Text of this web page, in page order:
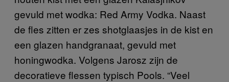
gevuld met wodka: Red Army Vodka. Naast
de fles zitten er zes shotglaasjes in de kist en
een glazen handgranaat, gevuld met
honingwodka. Volgens Jarosz zijn de
decoratieve flessen typisch Pools. “Veel